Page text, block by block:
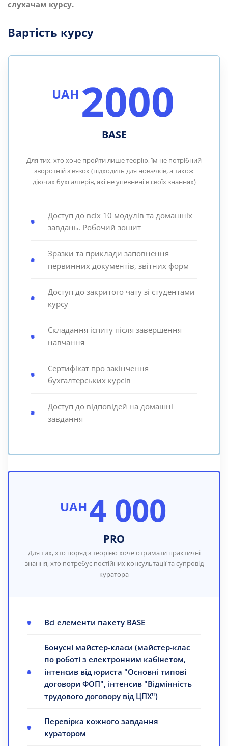
слухачам курсу.
Вартість курсу
UAH 2000
BASE
Для тих, хто хоче пройти лише теорію, їм не потрібний
зворотній з'вязок (підходить для новачків, а також
діючих бухгалтерів, які не упевнені в своїх знаннях)
Доступ до всіх 10 модулів та домашніх
завдань. Робочий зошит
Зразки та приклади заповнення
первинних документів, звітних форм
Доступ до закритого чату зі студентами
курсу
Складання іспиту після завершення
навчання
Сертифікат про закінчення
бухгалтерських курсів
Доступ до відповідей на домашні
завдання
UAH4 000
PRO
Для тих, хто поряд з теорією хоче отримати практичні
знання, хто потребує постійних консультації та супровід
куратора
Всі елементи пакету BASE
Бонусні майстер-класи (майстер-клас
по роботі з електронним кабінетом,
інтенсив від юриста "Основні типові
договори ФОП", інтенсив "Відмінність
трудового договору від ЦПХ")
Перевірка кожного завдання
куратором